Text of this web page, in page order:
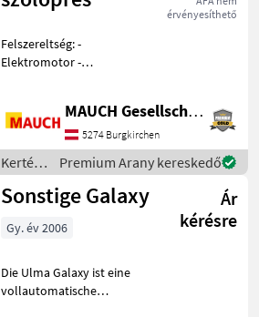
Voran
érvényesíthető
Felszereltség: -
Elektromotor -
rendelkezésükre. Annak
érdekében, hogy elegendő
időt tudjak szánni Önökre,
kérem, t
MAUCH Gesellschaft m.b.H. & Co.KG
5274 Burgkirchen
Kertészeti
gépek:
Gyümölcstermesztés
Sonstige
Premium Arany kereskedő
Sonstige Galaxy
Ár
kérésre
Gy. év 2006
Die Ulma Galaxy ist eine
vollautomatische